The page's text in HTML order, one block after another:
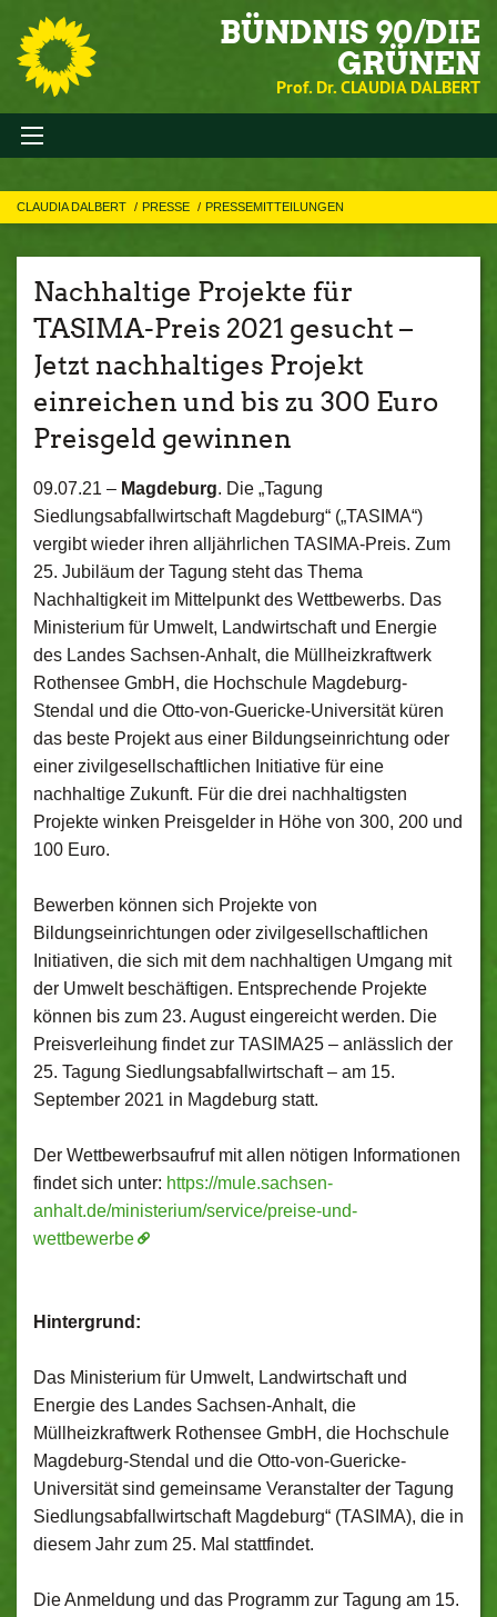
BÜNDNIS 90/DIE
GRÜNEN
Prof. Dr. CLAUDIA DALBERT
CLAUDIA DALBERT PRESSE PRESSEMITTEILUNGEN
Nachhaltige Projekte für
TASIMA-Preis 2021 gesucht –
Jetzt nachhaltiges Projekt
einreichen und bis zu 300 Euro
Preisgeld gewinnen
09.07.21 – Magdeburg. Die „Tagung
Siedlungsabfallwirtschaft Magdeburg“ („TASIMA“)
vergibt wieder ihren alljährlichen TASIMA-Preis. Zum
25. Jubiläum der Tagung steht das Thema
Nachhaltigkeit im Mittelpunkt des Wettbewerbs. Das
Ministerium für Umwelt, Landwirtschaft und Energie
des Landes Sachsen-Anhalt, die Müllheizkraftwerk
Rothensee GmbH, die Hochschule Magdeburg-
Stendal und die Otto-von-Guericke-Universität küren
das beste Projekt aus einer Bildungseinrichtung oder
einer zivilgesellschaftlichen Initiative für eine
nachhaltige Zukunft. Für die drei nachhaltigsten
Projekte winken Preisgelder in Höhe von 300, 200 und
100 Euro.
Bewerben können sich Projekte von
Bildungseinrichtungen oder zivilgesellschaftlichen
Initiativen, die sich mit dem nachhaltigen Umgang mit
der Umwelt beschäftigen. Entsprechende Projekte
können bis zum 23. August eingereicht werden. Die
Preisverleihung findet zur TASIMA25 – anlässlich der
25. Tagung Siedlungsabfallwirtschaft – am 15.
September 2021 in Magdeburg statt.
Der Wettbewerbsaufruf mit allen nötigen Informationen
findet sich unter: https://mule.sachsen-
anhalt.de/ministerium/service/preise-und-
wettbewerbe
Hintergrund:
Das Ministerium für Umwelt, Landwirtschaft und
Energie des Landes Sachsen-Anhalt, die
Müllheizkraftwerk Rothensee GmbH, die Hochschule
Magdeburg-Stendal und die Otto-von-Guericke-
Universität sind gemeinsame Veranstalter der Tagung
Siedlungsabfallwirtschaft Magdeburg“ (TASIMA), die in
diesem Jahr zum 25. Mal stattfindet.
Die Anmeldung und das Programm zur Tagung am 15.